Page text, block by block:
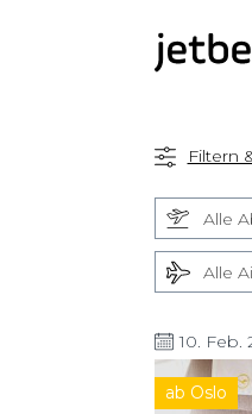
Filtern
Alle
Alle
10. Feb.
ab Oslo